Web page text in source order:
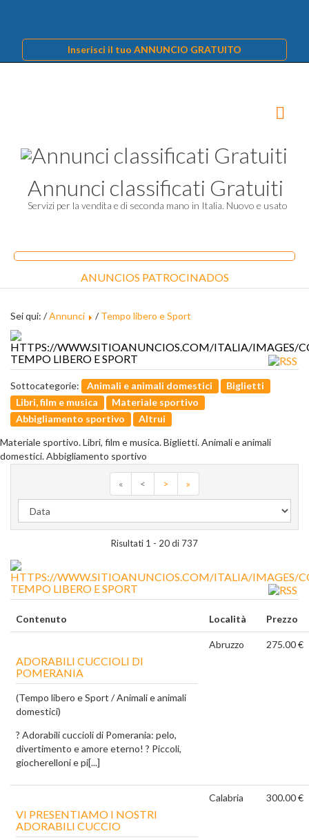
Inserisci il tuo ANNUNCIO GRATUITO
Annunci classificati Gratuiti
Servizi per la vendita e di seconda mano in Italia. Nuovo e usato
ANUNCIOS PATROCINADOS
Sei qui: /Annunci /Tempo libero e Sport
TEMPO LIBERO E SPORT
Sottocategorie: Animali e animali domestici
Biglietti
Libri, film e musica
Materiale sportivo
Abbigliamento sportivo
Altrui
Materiale sportivo. Libri, film e musica. Biglietti. Animali e animali
domestici. Abbigliamento sportivo
« < > »
Risultati 1 - 20 di 737
TEMPO LIBERO E SPORT
Contenuto Località Prezzo
ADORABILI CUCCIOLI DI
POMERANIA
(Tempo libero e Sport / Animali e animali
domestici)
? Adorabili cuccioli di Pomerania: pelo,
divertimento e amore eterno! ? Piccoli,
giocherelloni e pi[...]
Abruzzo 275.00 €
VI PRESENTIAMO I NOSTRI
ADORABILI CUCCIO
Calabria 300.00 €